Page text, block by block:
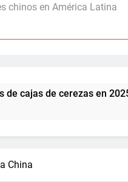
chinos en América Latina
cerezas en 2025/26, con
China